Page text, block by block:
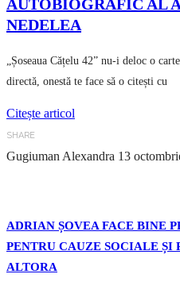
AUTOBIOGRAFIC AL
NEDELEA
„Șoseaua Cățelu 42” nu-i deloc o
directă, onestă te face să o citești cu
Citește articol
SHARE
Gugiuman Alexandra 13
ADRIAN ȘOVEA FACE BINE
PENTRU CAUZE SOCIALE
ALTORA